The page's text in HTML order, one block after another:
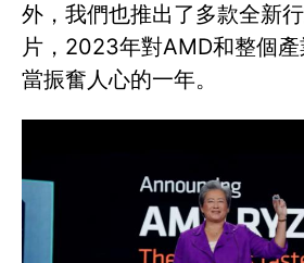
外，我們也推出了多款全新
片，2023年對AMD和整個
當振奮人心的一年。